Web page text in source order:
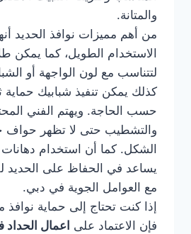
والمتانة.
من أهم مميزات نوافذ الحديد
الاستخدام الطويل، كما يمكن
لتتناسب مع لون الواجهة أو
كذلك يمكن تنفيذ شبابيك حماية
حسب الحاجة. ويهتم الفني
والتشطيب حتى لا تظهر حواف
الشكل. كما أن استخدام دهانات
يساعد في الحفاظ على الحديد
مع العوامل الجوية في دبي.
إذا كنت تحتاج إلى حماية
فإن الاعتماد على اعمال